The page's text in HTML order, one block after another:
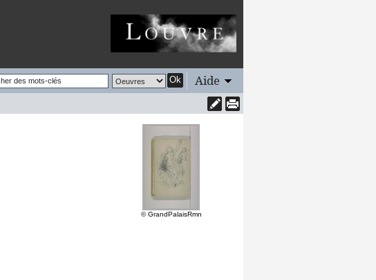
Ok Aide
© GrandPalaisRmn